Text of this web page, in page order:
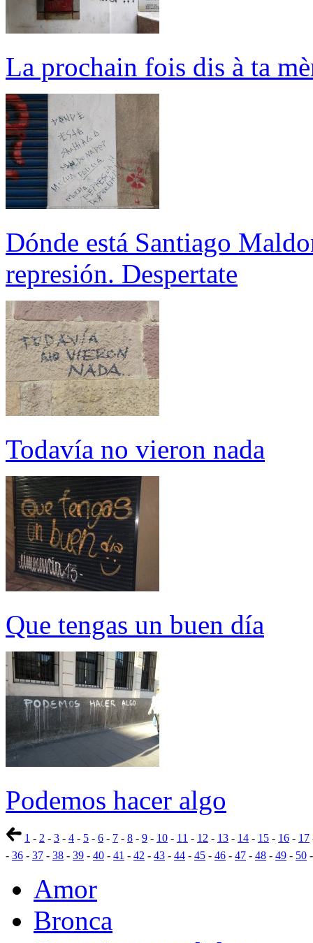
La prochain fois dis à ta
Dónde está Santiago
represión. Despertate
Todavía no vieron nada
Que tengas un buen día
Podemos hacer algo
1 - 2 - 3 - 4 - 5 - 6 - 7 - 8 - 9 - 10 - 11 - 12 - 13 - 14 - 15 - 16 - 17
- 36 - 37 - 38 - 39 - 40 - 41 - 42 - 43 - 44 - 45 - 46 - 47 - 48 - 49 - 50
Amor
Bronca